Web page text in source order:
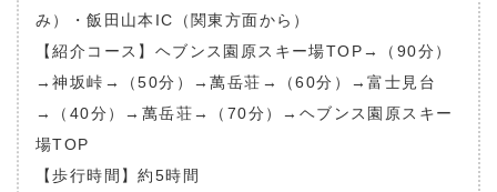
み）・飯田山本IC（関東方面から）
【紹介コース】ヘブンス園原スキー場TOP→（90分）
→神坂峠→（50分）→萬岳荘→（60分）→富士見台
→（40分）→萬岳荘→（70分）→ヘブンス園原スキー
場TOP
【歩行時間】約5時間